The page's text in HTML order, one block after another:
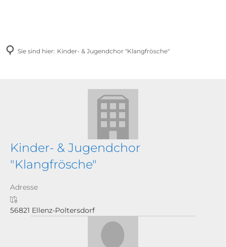
Sie sind hier: Kinder- & Jugendchor "Klangfrösche"
Kinder- & Jugendchor
"Klangfrösche"
Adresse
56821 Ellenz-Poltersdorf